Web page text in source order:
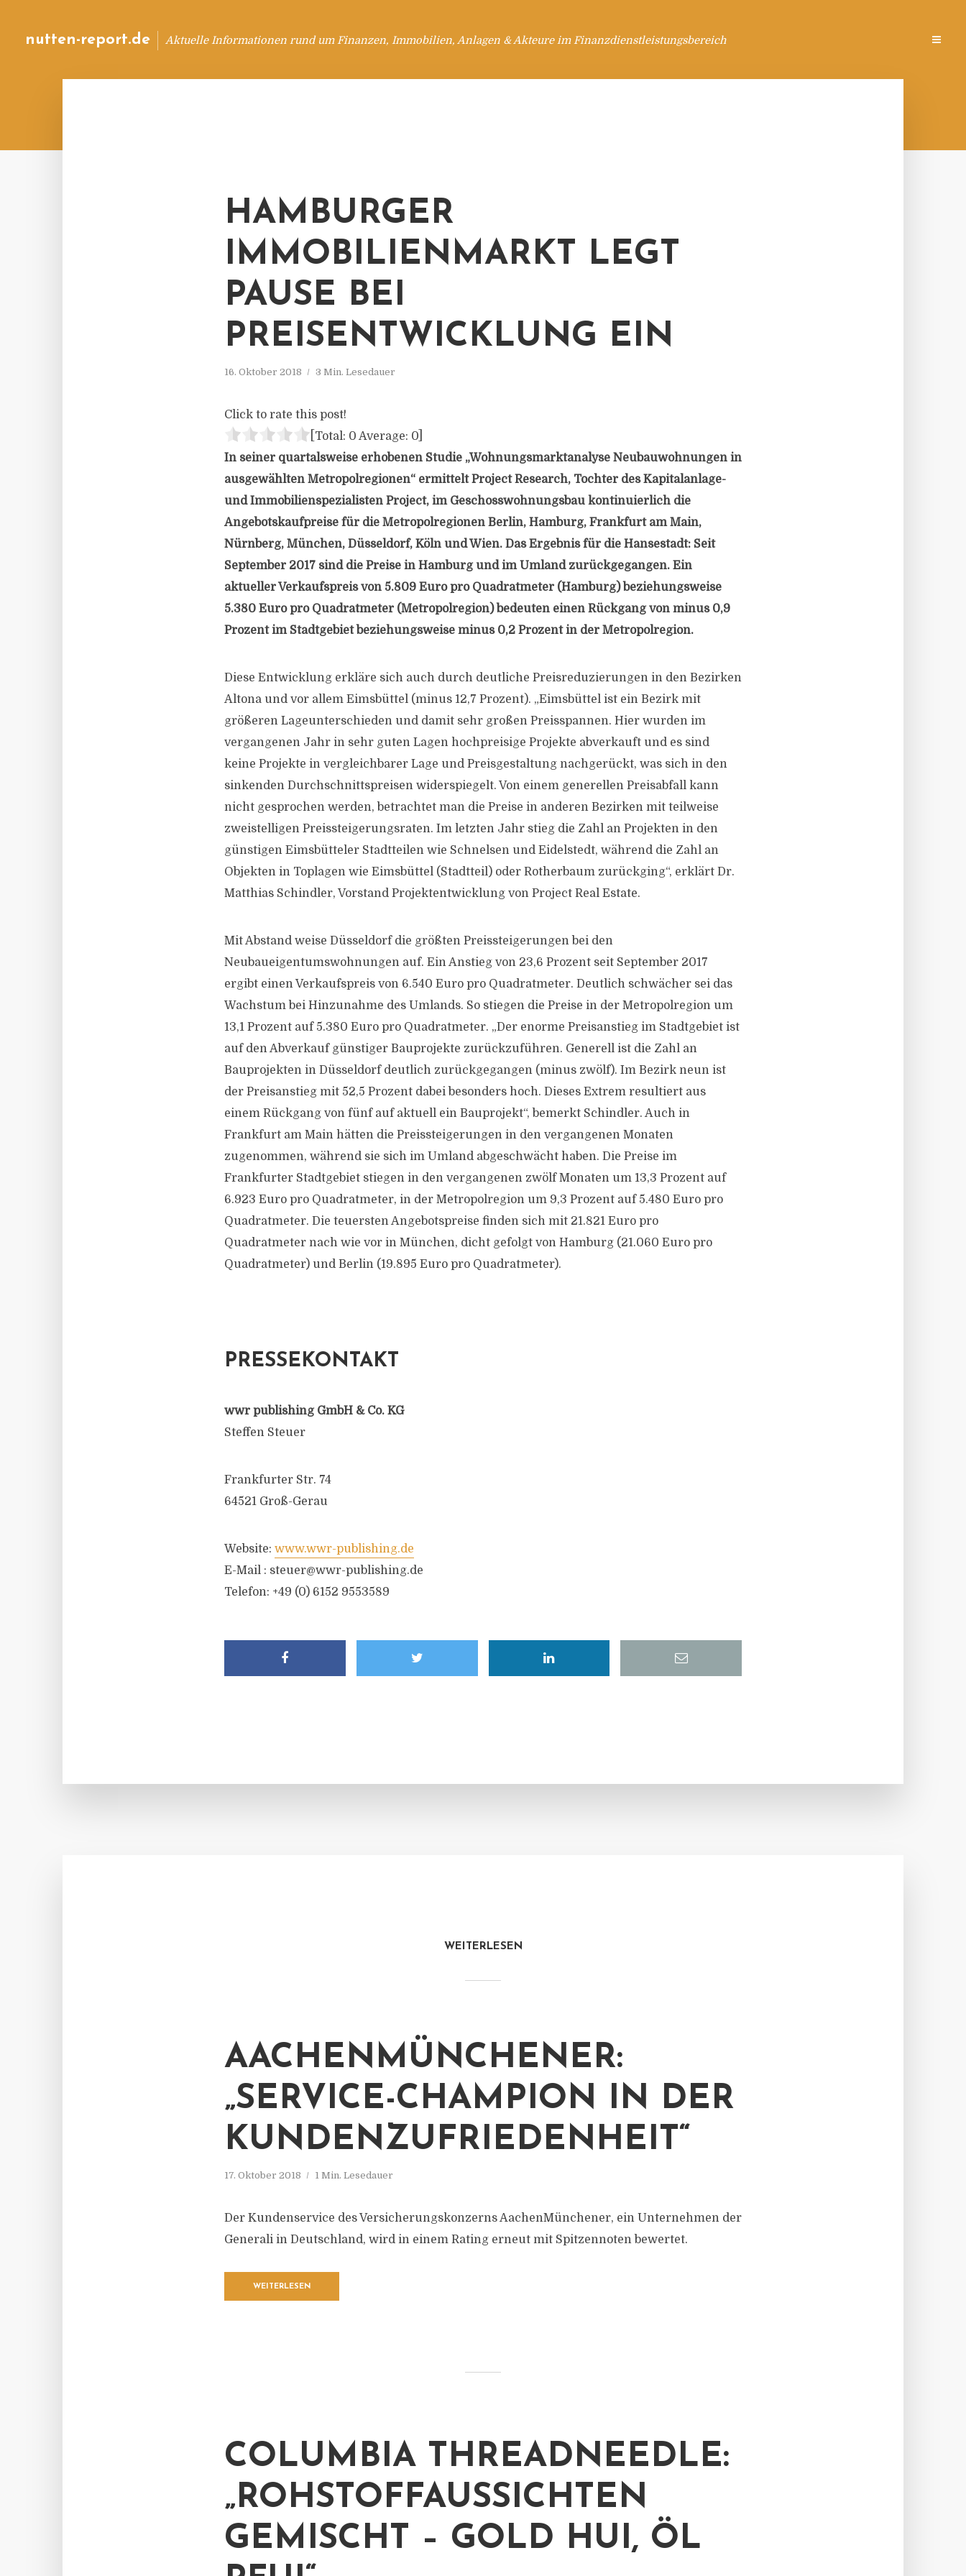
nutten-report.de Aktuelle Informationen rund um Finanzen, Immobilien, Anlagen & Akteure im Finanzdienstleistungsbereich
HAMBURGER
IMMOBILIENMARKT LEGT
PAUSE BEI
PREISENTWICKLUNG EIN
16. Oktober 2018 3 Min. Lesedauer
Click to rate this post!
[Total: 0 Average: 0
In seiner quartalsweise erhobenen Studie „Wohnungsmarktanalyse Neubauwohnungen in
ausgewählten Metropolregionen“ ermittelt Project Research, Tochter des Kapitalanlage-
und Immobilienspezialisten Project, im Geschosswohnungsbau kontinuierlich die
Angebotskaufpreise für die Metropolregionen Berlin, Hamburg, Frankfurt am Main,
Nürnberg, München, Düsseldorf, Köln und Wien. Das Ergebnis für die Hansestadt: Seit
September 2017 sind die Preise in Hamburg und im Umland zurückgegangen. Ein
aktueller Verkaufspreis von 5.809 Euro pro Quadratmeter (Hamburg) beziehungsweise
5.380 Euro pro Quadratmeter (Metropolregion) bedeuten einen Rückgang von minus 0,9
Prozent im Stadtgebiet beziehungsweise minus 0,2 Prozent in der Metropolregion.
Diese Entwicklung erkläre sich auch durch deutliche Preisreduzierungen in den Bezirken
Altona und vor allem Eimsbüttel (minus 12,7 Prozent). „Eimsbüttel ist ein Bezirk mit
größeren Lageunterschieden und damit sehr großen Preisspannen. Hier wurden im
vergangenen Jahr in sehr guten Lagen hochpreisige Projekte abverkauft und es sind
keine Projekte in vergleichbarer Lage und Preisgestaltung nachgerückt, was sich in den
sinkenden Durchschnittspreisen widerspiegelt. Von einem generellen Preisabfall kann
nicht gesprochen werden, betrachtet man die Preise in anderen Bezirken mit teilweise
zweistelligen Preissteigerungsraten. Im letzten Jahr stieg die Zahl an Projekten in den
günstigen Eimsbütteler Stadtteilen wie Schnelsen und Eidelstedt, während die Zahl an
Objekten in Toplagen wie Eimsbüttel (Stadtteil) oder Rotherbaum zurückging“, erklärt Dr.
Matthias Schindler, Vorstand Projektentwicklung von Project Real Estate.
Mit Abstand weise Düsseldorf die größten Preissteigerungen bei den
Neubaueigentumswohnungen auf. Ein Anstieg von 23,6 Prozent seit September 2017
ergibt einen Verkaufspreis von 6.540 Euro pro Quadratmeter. Deutlich schwächer sei das
Wachstum bei Hinzunahme des Umlands. So stiegen die Preise in der Metropolregion um
13,1 Prozent auf 5.380 Euro pro Quadratmeter. „Der enorme Preisanstieg im Stadtgebiet ist
auf den Abverkauf günstiger Bauprojekte zurückzuführen. Generell ist die Zahl an
Bauprojekten in Düsseldorf deutlich zurückgegangen (minus zwölf). Im Bezirk neun ist
der Preisanstieg mit 52,5 Prozent dabei besonders hoch. Dieses Extrem resultiert aus
einem Rückgang von fünf auf aktuell ein Bauprojekt“, bemerkt Schindler. Auch in
Frankfurt am Main hätten die Preissteigerungen in den vergangenen Monaten
zugenommen, während sie sich im Umland abgeschwächt haben. Die Preise im
Frankfurter Stadtgebiet stiegen in den vergangenen zwölf Monaten um 13,3 Prozent auf
6.923 Euro pro Quadratmeter, in der Metropolregion um 9,3 Prozent auf 5.480 Euro pro
Quadratmeter. Die teuersten Angebotspreise finden sich mit 21.821 Euro pro
Quadratmeter nach wie vor in München, dicht gefolgt von Hamburg (21.060 Euro pro
Quadratmeter) und Berlin (19.895 Euro pro Quadratmeter).
PRESSEKONTAKT
wwr publishing GmbH & Co. KG
Steffen Steuer
Frankfurter Str. 74
64521 Groß-Gerau
Website: www.wwr-publishing.de
E-Mail : steuer@wwr-publishing.de
Telefon: +49 (0) 6152 9553589
WEITERLESEN
AACHENMÜNCHENER:
„SERVICE-CHAMPION IN DER
KUNDENZUFRIEDENHEIT“
17. Oktober 2018 1 Min. Lesedauer
Der Kundenservice des Versicherungskonzerns AachenMünchener, ein Unternehmen der
Generali in Deutschland, wird in einem Rating erneut mit Spitzennoten bewertet.
WEITERLESEN
COLUMBIA THREADNEEDLE:
„ROHSTOFFAUSSICHTEN
GEMISCHT – GOLD HUI, ÖL